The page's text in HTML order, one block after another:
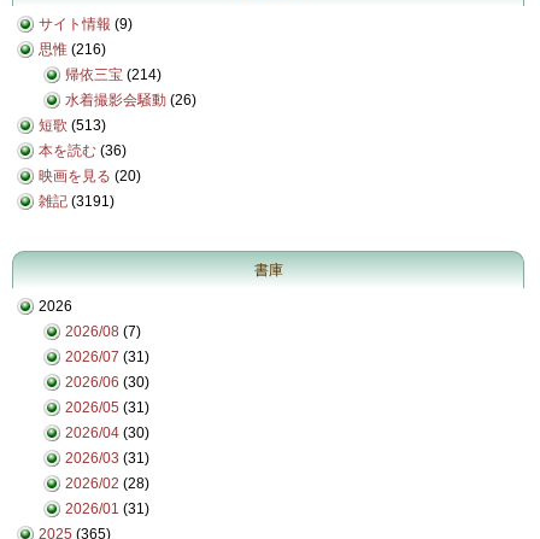
サイト情報 (9)
思惟 (216)
帰依三宝 (214)
水着撮影会騒動 (26)
短歌 (513)
本を読む (36)
映画を見る (20)
雑記 (3191)
書庫
2026
2026/08 (7)
2026/07 (31)
2026/06 (30)
2026/05 (31)
2026/04 (30)
2026/03 (31)
2026/02 (28)
2026/01 (31)
2025 (365)